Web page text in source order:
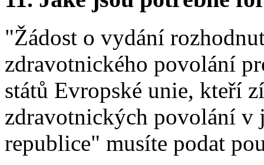
"Žádost o vydání
zdravotnického povolání
států Evropské unie, kteří
zdravotnických povolání v
republice" musíte podat